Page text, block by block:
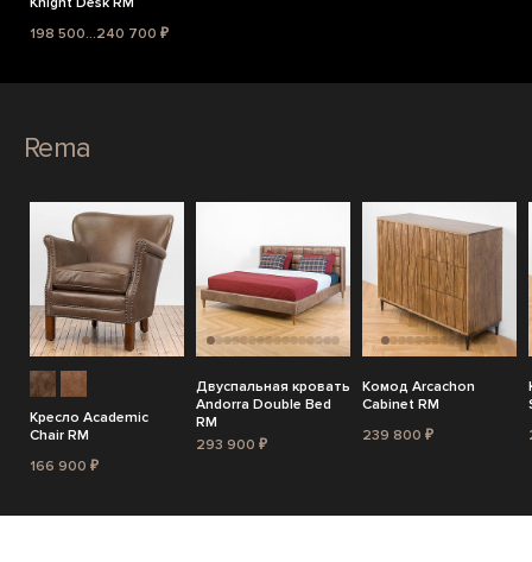
198 500...240 700 ₽
Rema
Кресло Academic
Chair RM
166 900 ₽
Двуспальная кровать
Andorra Double Bed
RM
293 900 ₽
Комод Arcachon
Cabinet RM
239 800 ₽